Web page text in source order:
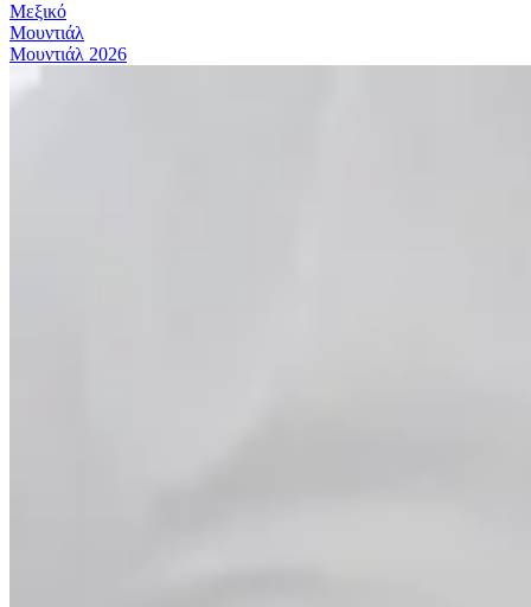
Μεξικό
Μουντιάλ
Μουντιάλ 2026